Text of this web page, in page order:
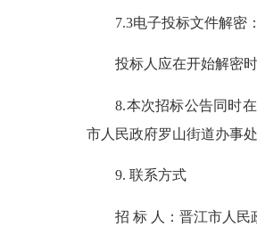
7.3电子投标文件解密：
投标人应在开始解密时
8.本次招标公告同时在晋
市人民政府罗山街道办事
9. 联系方式
招 标 人：晋江市人民